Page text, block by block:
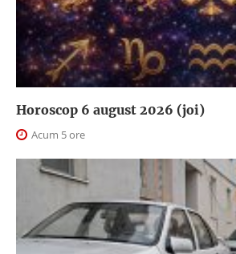
Horoscop 6 august 2026 (joi)
Acum 5 ore